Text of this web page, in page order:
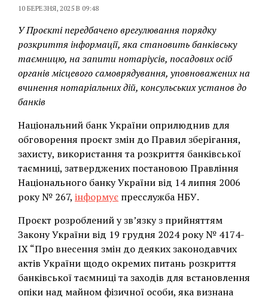
10 БЕРЕЗНЯ, 2025 В 09:48
У Проєкті передбачено врегулювання порядку
розкриття інформації, яка становить банківську
таємницю, на запити нотаріусів, посадових осіб
органів місцевого самоврядування, уповноважених на
вчинення нотаріальних дій, консульських установ до
банків
Національний банк України оприлюднив для
обговорення проєкт змін до Правил зберігання,
захисту, використання та розкриття банківської
таємниці, затверджених постановою Правління
Національного банку України від 14 липня 2006
року № 267, інформує пресслужба НБУ.
Проєкт розроблений у зв’язку з прийняттям
Закону України від 19 грудня 2024 року № 4174-
ІХ “Про внесення змін до деяких законодавчих
актів України щодо окремих питань розкриття
банківської таємниці та заходів для встановлення
опіки над майном фізичної особи, яка визнана